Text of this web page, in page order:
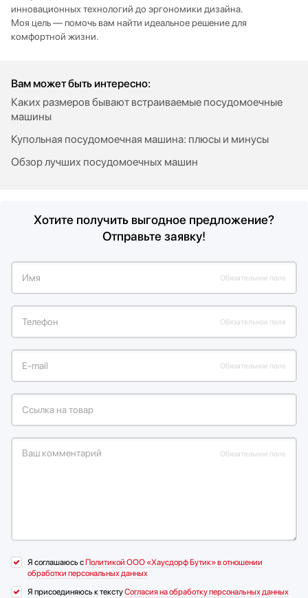
инновационных технологий до эргономики дизайна.
Моя цель — помочь вам найти идеальное решение для
комфортной жизни.
Вам может быть интересно:
Каких размеров бывают встраиваемые посудомоечные
машины
Купольная посудомоечная машина: плюсы и минусы
Обзор лучших посудомоечных машин
Хотите получить выгодное предложение?
Отправьте заявку!
Имя Обязательное поле
Телефон Обязательное поле
Е-mail Обязательное поле
Ссылка на товар
Ваш комментарий Обязательное поле
Я соглашаюсь с Политикой ООО «Хаусдорф Бутик» в отношении
обработки персональных данных
Я присоединяюсь к текстуСогласия на обработку персональных данных